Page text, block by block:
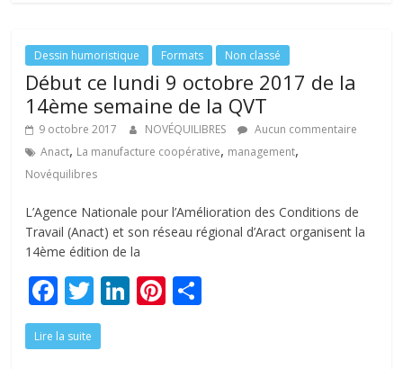
o
o
k
dI
n
st er
Dessin humoristique Formats Non classé
Début ce lundi 9 octobre 2017 de la
14ème semaine de la QVT
9 octobre 2017 NOVÉQUILIBRES
Aucun commentaire
Anact, La manufacture coopérative, management,
Novéquilibres
L’Agence Nationale pour l’Amélioration des Conditions de
Travail (Anact) et son réseau régional d’Aract organisent la
14ème édition de la
F
ac
e
T
w
itt
Li Pi
Lire la suite